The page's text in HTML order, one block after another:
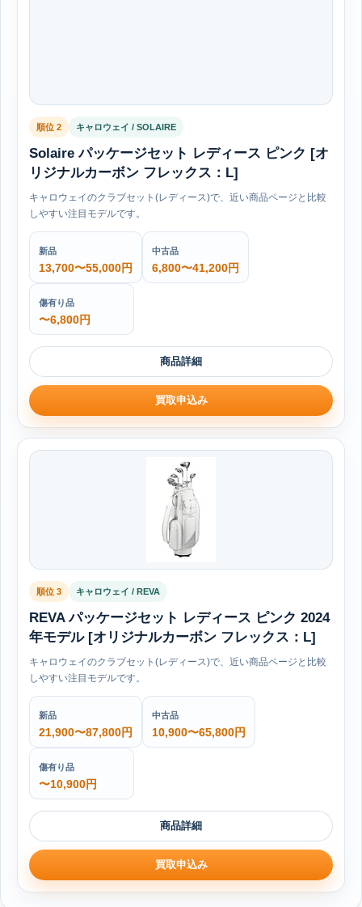
順位 2 キャロウェイ / SOLAIRE
Solaire パッケージセット レディース ピンク [オ
リジナルカーボン フレックス：L]
キャロウェイのクラブセット(レディース)で、近い商品ページと比較
しやすい注目モデルです。
新品
13,700〜55,000円
中古品
6,800〜41,200円
傷有り品
〜6,800円
商品詳細
買取申込み
順位 3 キャロウェイ / REVA
REVA パッケージセット レディース ピンク 2024
年モデル [オリジナルカーボン フレックス：L]
キャロウェイのクラブセット(レディース)で、近い商品ページと比較
しやすい注目モデルです。
新品
21,900〜87,800円
中古品
10,900〜65,800円
傷有り品
〜10,900円
商品詳細
買取申込み